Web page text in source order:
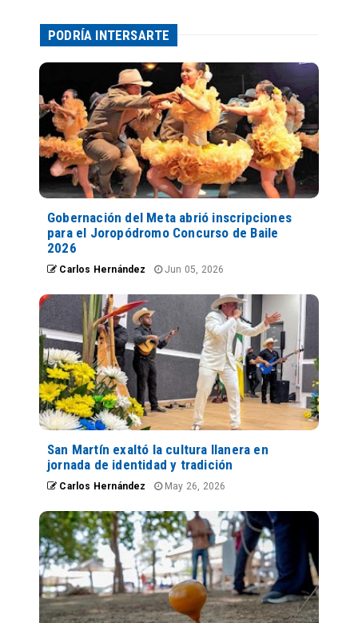
PODRÍA INTERSARTE
Gobernación del Meta abrió inscripciones
para el Joropódromo Concurso de Baile
2026
Carlos Hernández Jun 05, 2026
San Martín exaltó la cultura llanera en
jornada de identidad y tradición
Carlos Hernández May 26, 2026